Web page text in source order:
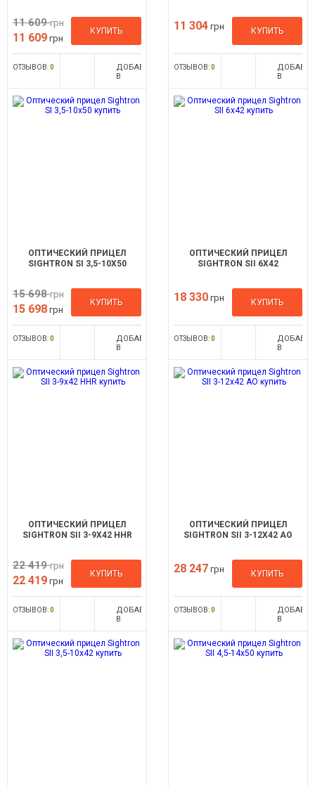
11 609грн
11 609 грн
КУПИТЬ
ОТЗЫВОВ:0
ДОБАВИТЬ
В
11 304 грн КУПИТЬ
ОТЗЫВОВ:0
В
ОПТИЧЕСКИЙ ПРИЦЕЛ
SIGHTRON SI 3,5-10X50
15 698грн
15 698 грн
КУПИТЬ
ОТЗЫВОВ:0
ДОБАВИТЬ
В
ОПТИЧЕСКИЙ ПРИЦЕЛ
SIGHTRON SII 6X42
18 330 грн КУПИТЬ
ОТЗЫВОВ:0
В
ОПТИЧЕСКИЙ ПРИЦЕЛ
SIGHTRON SII 3-9X42 HHR
22 419грн
22 419 грн
КУПИТЬ
ОТЗЫВОВ:0
ДОБАВИТЬ
В
ОПТИЧЕСКИЙ ПРИЦЕЛ
SIGHTRON SII 3-12X42 AO
28 247 грн КУПИТЬ
ОТЗЫВОВ:0
В